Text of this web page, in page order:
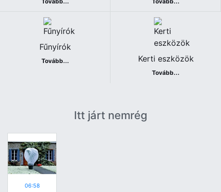
Fűnyírók
Tovább... Kerti eszközök
Tovább...
Itt járt nemrég
06:58